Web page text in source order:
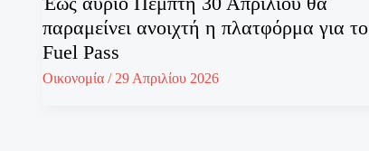
παραμείνει ανοιχτή η πλατφόρμα για το
Fuel Pass
Οικονομία / 29 Απριλίου 2026